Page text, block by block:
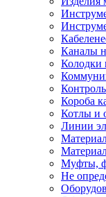
Каналы
Колодки
Короба
Котлы и
Линии
Муфты,
Не